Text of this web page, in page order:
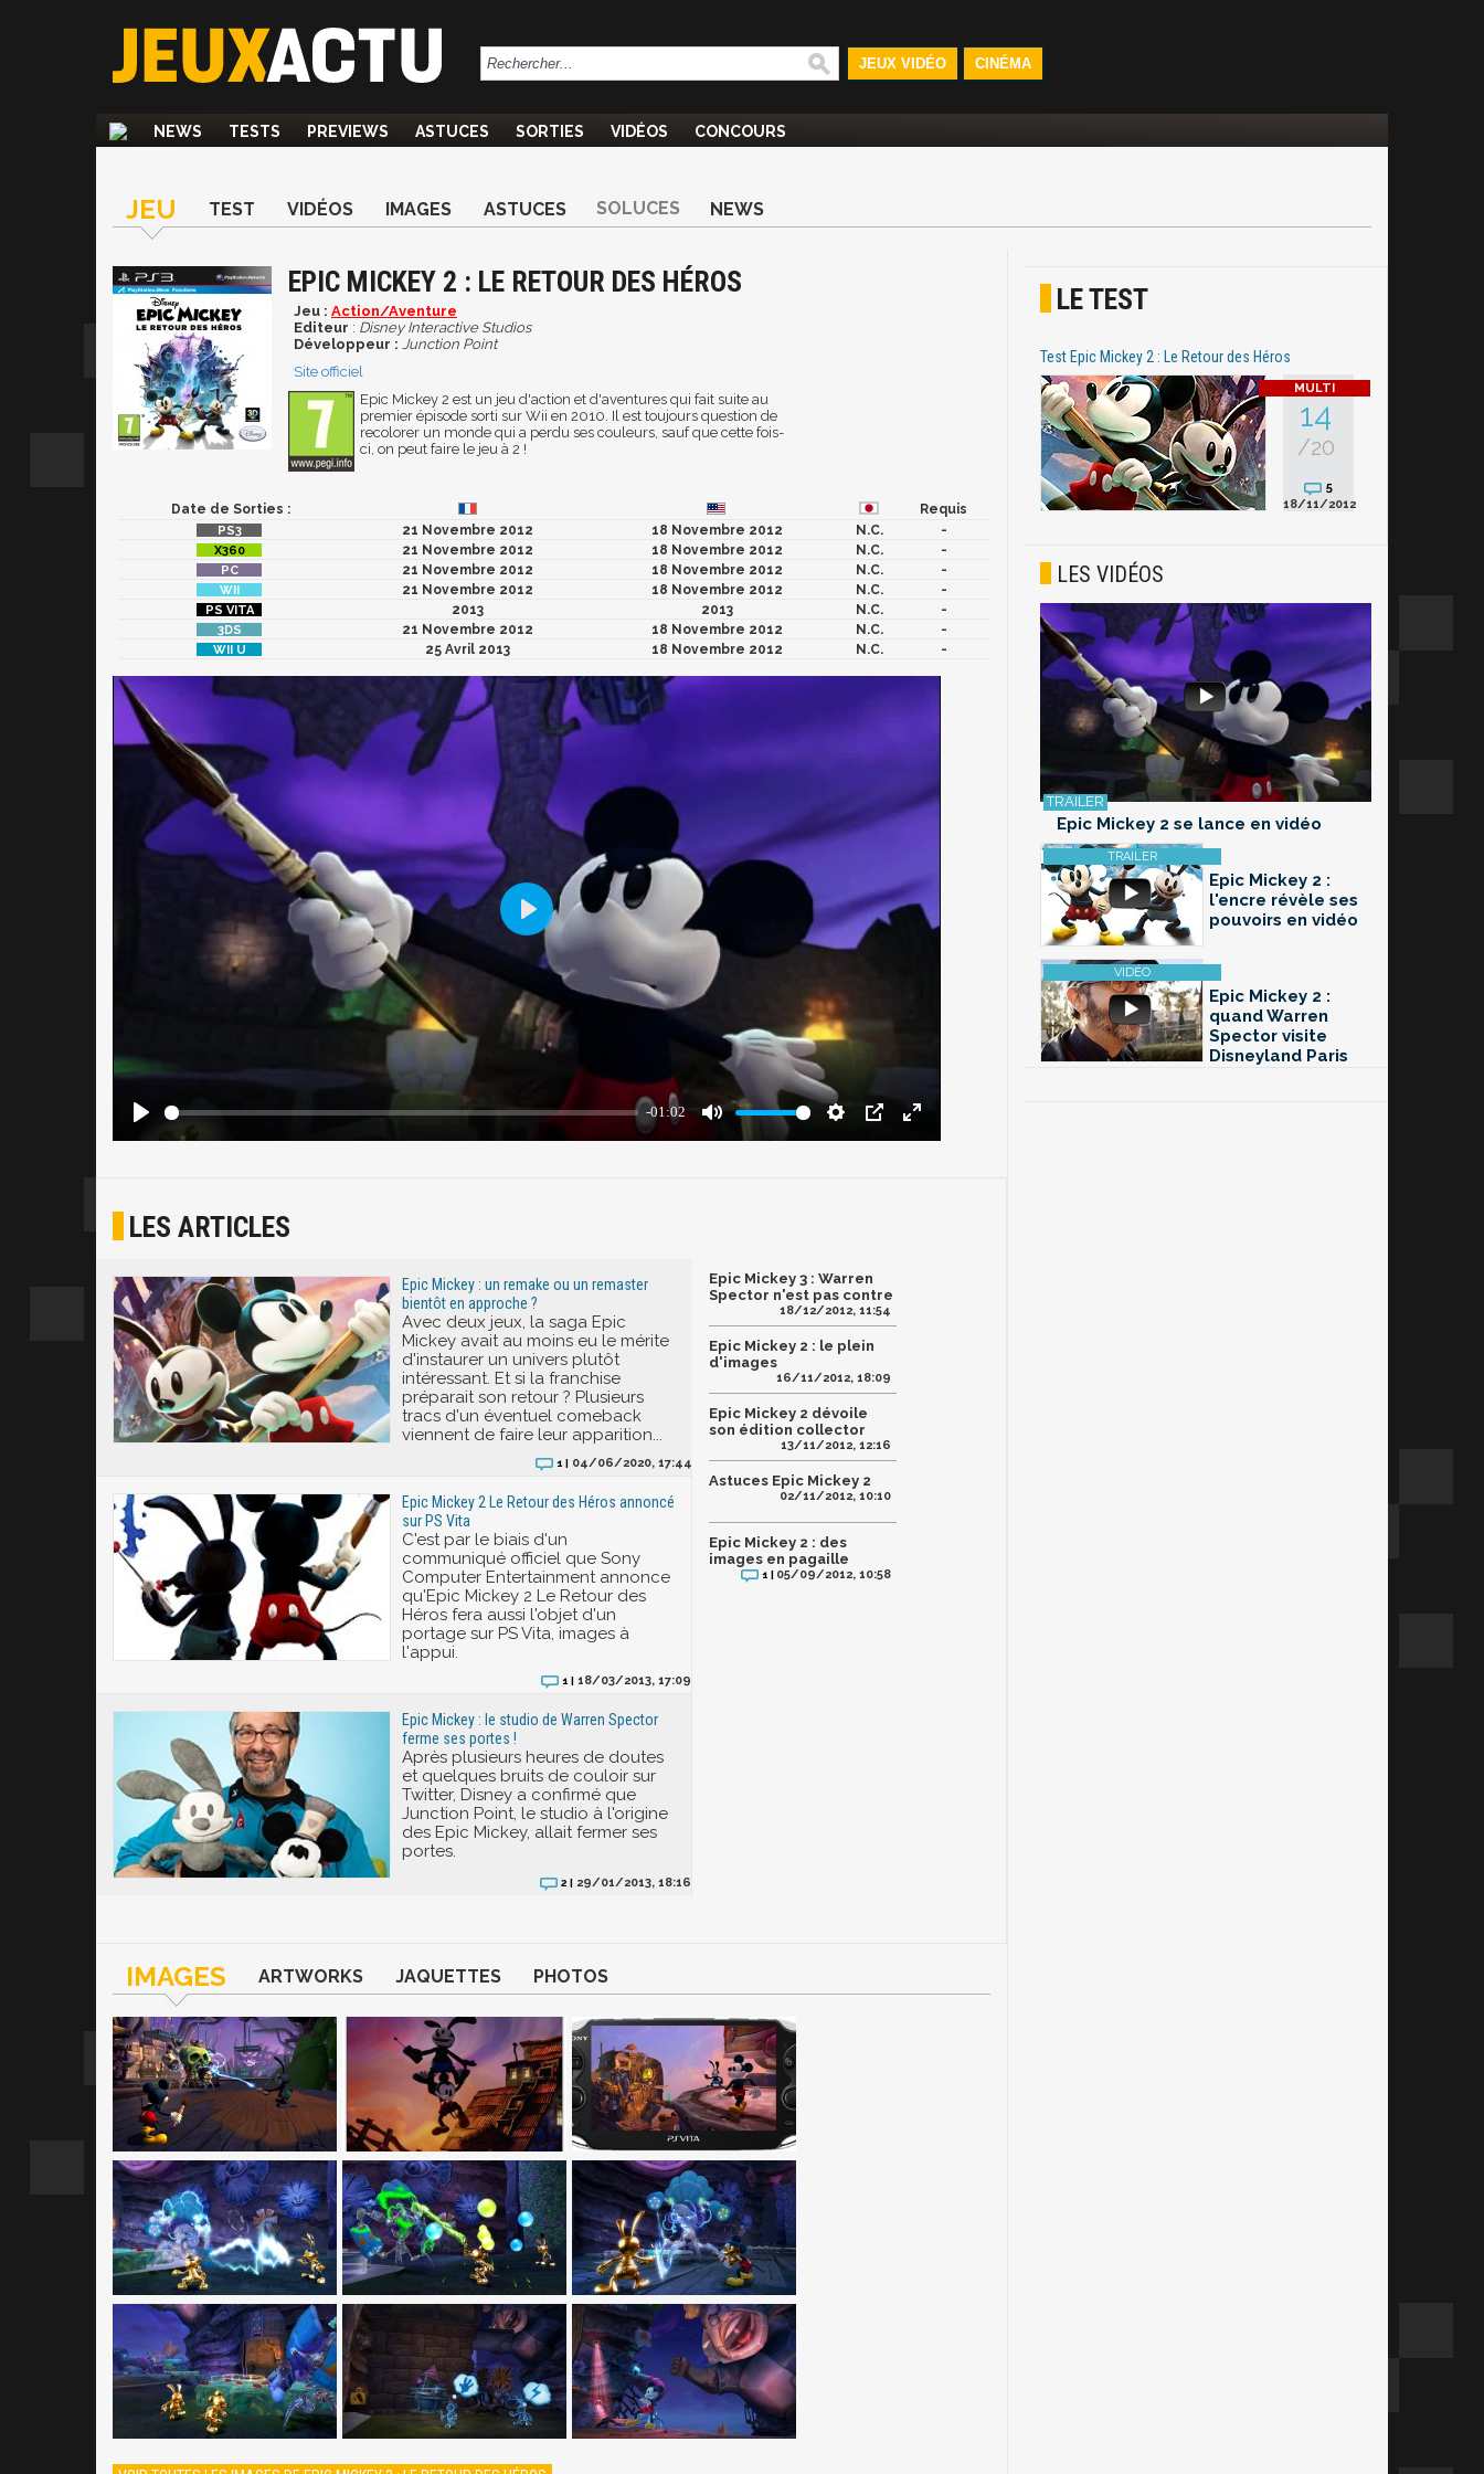
JEUX VIDÉO CINÉMA
NEWS TESTS PREVIEWS ASTUCES SORTIES VIDÉOS CONCOURS
JEU TEST VIDÉOS IMAGES ASTUCES SOLUCES NEWS
EPIC MICKEY 2 : LE RETOUR DES HÉROS
Jeu : Action/Aventure
Editeur : Disney Interactive Studios
Développeur : Junction Point
Site officiel
Epic Mickey 2 est un jeu d'action et d'aventures qui fait suite au
premier épisode sorti sur Wii en 2010. Il est toujours question de
recolorer un monde qui a perdu ses couleurs, sauf que cette fois-
ci, on peut faire le jeu à 2 !
Date de Sorties :
Requis
21 Novembre 2012
18 Novembre 2012 N.C.
-
21 Novembre 2012
18 Novembre 2012 N.C.
-
21 Novembre 2012
18 Novembre 2012 N.C.
-
21 Novembre 2012
18 Novembre 2012 N.C.
-
2013
2013 N.C.
-
21 Novembre 2012
18 Novembre 2012 N.C.
-
25 Avril 2013
18 Novembre 2012 N.C. -
LES ARTICLES
Epic Mickey : un remake ou un remaster
bientôt en approche ?
Avec deux jeux, la saga Epic
Mickey avait au moins eu le mérite
d'instaurer un univers plutôt
intéressant. Et si la franchise
préparait son retour ? Plusieurs
tracs d'un éventuel comeback
viennent de faire leur apparition...
1 | 04/06/2020, 17:44
Epic Mickey 2 Le Retour des Héros annoncé
sur PS Vita
C'est par le biais d'un
communiqué officiel que Sony
Computer Entertainment annonce
qu'Epic Mickey 2 Le Retour des
Héros fera aussi l'objet d'un
portage sur PS Vita, images à
l'appui.
1 | 18/03/2013, 17:09
Epic Mickey : le studio de Warren Spector
ferme ses portes !
Après plusieurs heures de doutes
et quelques bruits de couloir sur
Twitter, Disney a confirmé que
Junction Point, le studio à l'origine
des Epic Mickey, allait fermer ses
portes.
2 | 29/01/2013, 18:16
Epic Mickey 3 : Warren
Spector n'est pas contre
18/12/2012, 11:54
Epic Mickey 2 : le plein
d'images
16/11/2012, 18:09
Epic Mickey 2 dévoile
son édition collector
13/11/2012, 12:16
Astuces Epic Mickey 2
02/11/2012, 10:10
Epic Mickey 2 : des
images en pagaille
1 | 05/09/2012, 10:58
IMAGES ARTWORKS JAQUETTES PHOTOS
LE TEST
Test Epic Mickey 2 : Le Retour des Héros
14
/20
5
18/11/2012
LES VIDÉOS
Epic Mickey 2 se lance en vidéo
Epic Mickey 2 :
l'encre révèle ses
pouvoirs en vidéo
Epic Mickey 2 :
quand Warren
Spector visite
Disneyland Paris